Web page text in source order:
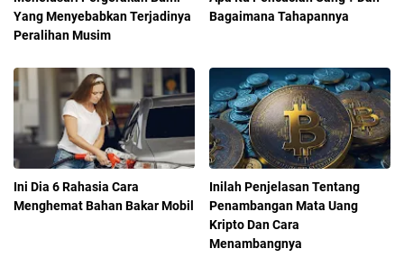
Yang Menyebabkan Terjadinya
Peralihan Musim
Bagaimana Tahapannya
Ini Dia 6 Rahasia Cara
Menghemat Bahan Bakar Mobil
Inilah Penjelasan Tentang
Penambangan Mata Uang
Kripto Dan Cara
Menambangnya